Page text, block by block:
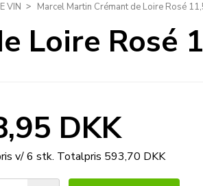
VIN Marcel Martin Crémant de Loire Rosé
Loire Rosé
DKK
v/ 6 stk. Totalpris 593,70 DKK